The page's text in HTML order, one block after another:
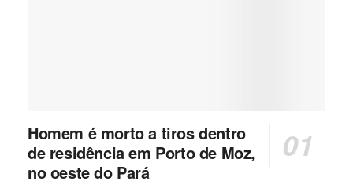
Homem é morto a tiros dentro
de residência em Porto de Moz,
no oeste do Pará